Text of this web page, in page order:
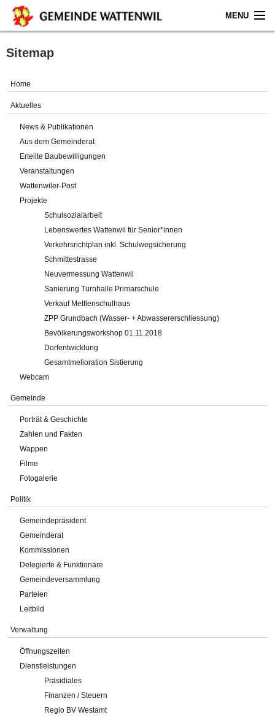
MENU
Home
Gemeinde
Verwaltung
Online-Service
Impressum
Sitemap
Home
Aktuelles
News & Publikationen
Aus dem Gemeinderat
Erteilte Baubewilligungen
Veranstaltungen
Wattenwiler-Post
Projekte
Schulsozialarbeit
Lebenswertes Wattenwil für Senior*innen
Verkehrsrichtplan inkl. Schulwegsicherung
Schmittestrasse
Neuvermessung Wattenwil
Sanierung Turnhalle Primarschule
Verkauf Mettlenschulhaus
ZPP Grundbach (Wasser- + Abwassererschliessung)
Bevölkerungsworkshop 01.11.2018
Dorfentwicklung
Gesamtmelioration Sistierung
Webcam
Gemeinde
Porträt & Geschichte
Zahlen und Fakten
Wappen
Filme
Fotogalerie
Politik
Gemeindepräsident
Gemeinderat
Kommissionen
Delegierte & Funktionäre
Gemeindeversammlung
Parteien
Leitbild
Verwaltung
Öffnungszeiten
Dienstleistungen
Präsidiales
Finanzen / Steuern
Regio BV Westamt